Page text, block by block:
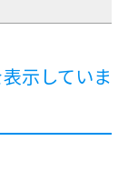
示していま